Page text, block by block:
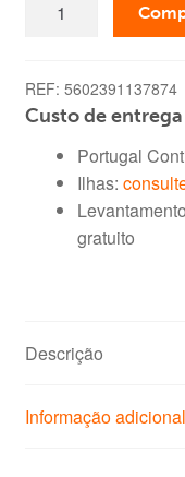
Mesas
de
Luso
(Carvalho
Claro,
REF: 5602391137874
Custo de entrega
Portugal
Ilhas:
gratuito
Descrição
Informação adicional